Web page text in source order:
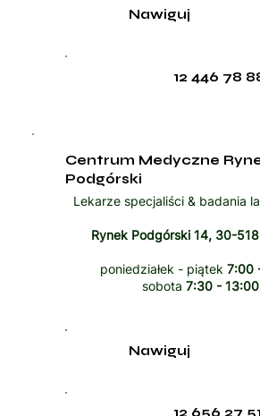
12 446 78
Nawiguj
Centrum Medyczne
Podgórski
Lekarze specjaliści & badania
Rynek Podgórski 14, 30-
poniedziałek - piątek 7:00
sobota 7:30 - 13:00
12 656 27 51
Nawiguj